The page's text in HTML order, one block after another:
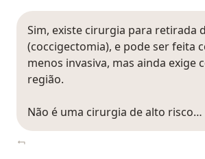
Sim, existe cirurgia para retirada
(coccigectomia), e pode ser feita
menos invasiva, mas ainda exige
região.
Não é uma cirurgia de alto risco…